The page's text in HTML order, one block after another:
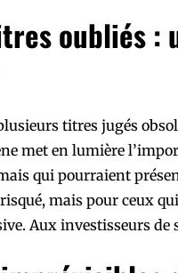
oubliés :
titres jugés
met en lumière
qui pourraient
risqué, mais pour ceux
Aux investisseurs